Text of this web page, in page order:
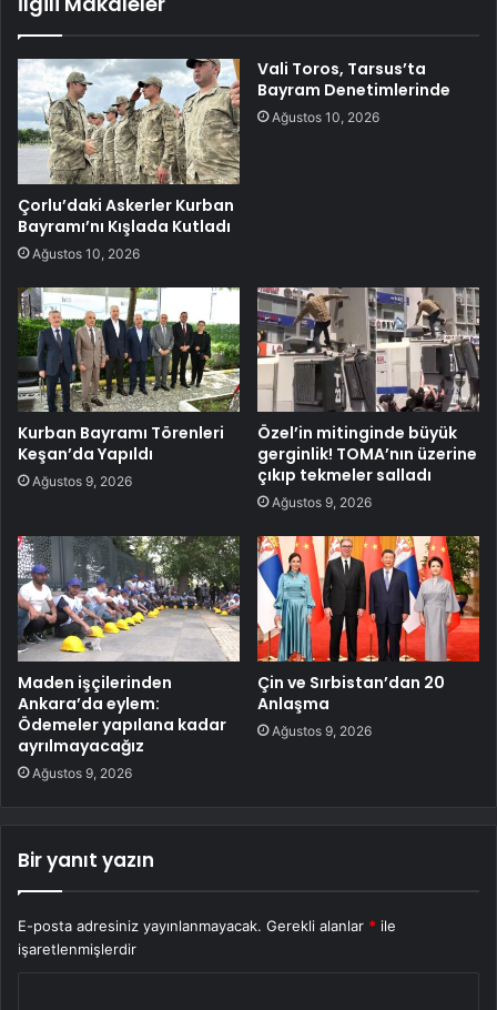
Çorlu’daki Askerler Kurban
Bayramı’nı Kışlada Kutladı
Ağustos 10, 2026
Vali Toros, Tarsus’ta
Bayram Denetimlerinde
Ağustos 10, 2026
Kurban Bayramı Törenleri
Keşan’da Yapıldı
Ağustos 9, 2026
Özel’in mitinginde büyük
gerginlik! TOMA’nın üzerine
çıkıp tekmeler salladı
Ağustos 9, 2026
Maden işçilerinden
Ankara’da eylem:
Ödemeler yapılana kadar
ayrılmayacağız
Ağustos 9, 2026
Çin ve Sırbistan’dan 20
Anlaşma
Ağustos 9, 2026
Bir yanıt yazın
E-posta adresiniz yayınlanmayacak. Gerekli alanlar * ile
işaretlenmişlerdir